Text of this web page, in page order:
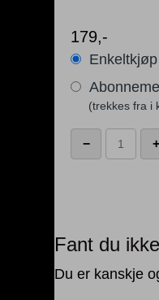
179,-
Enkeltkjøp
− +
Fant du
Du er kanskje